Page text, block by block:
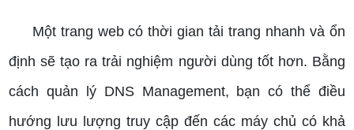
Một trang web có thời gian tải trang nhanh và ổn
định sẽ tạo ra trải nghiệm người dùng tốt hơn. Bằng
cách quản lý DNS Management, bạn có thể điều
hướng lưu lượng truy cập đến các máy chủ có khả